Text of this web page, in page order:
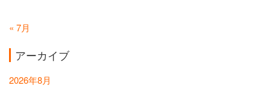
« 7月
アーカイブ
2026年8月